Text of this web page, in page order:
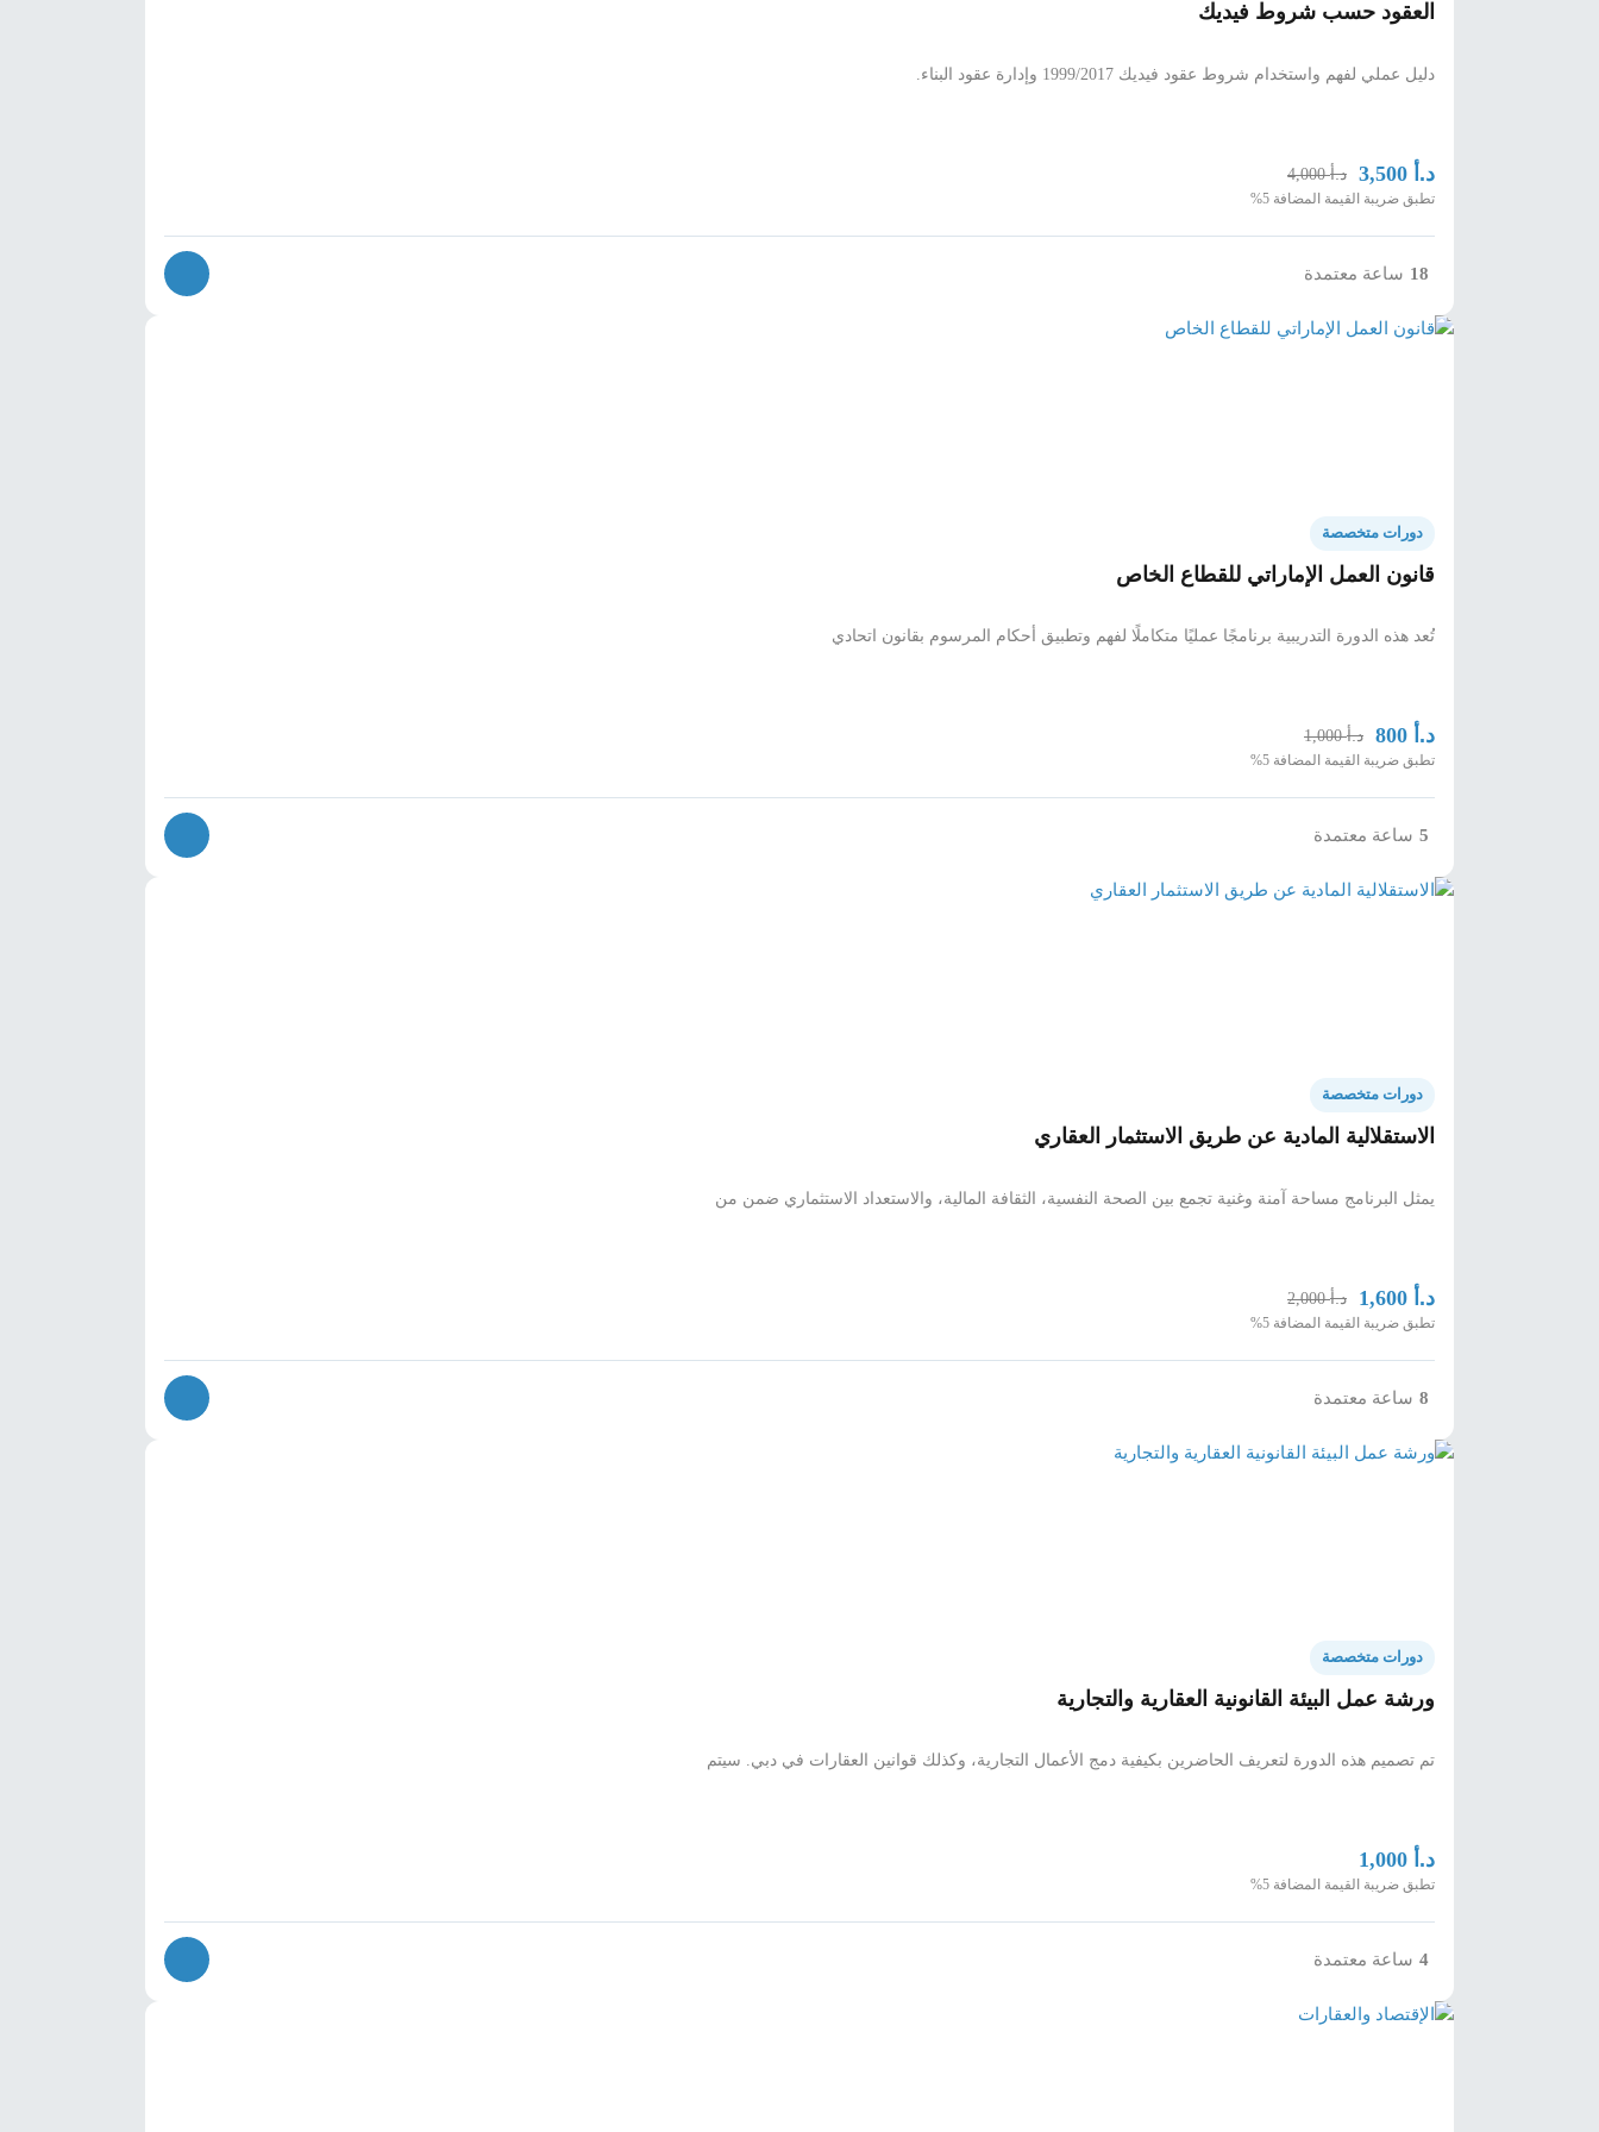
العقود حسب شروط فيديك
دليل عملي لفهم واستخدام شروط عقود فيديك 1999/2017 وإدارة عقود البناء.
د.أ د.أ4,000
تطبق ضريبة القيمة المضافة 5%
18 ساعة معتمدة
دورات متخصصة
قانون العمل الإماراتي للقطاع الخاص
تُعد هذه الدورة التدريبية برنامجًا عمليًا متكاملًا لفهم وتطبيق أحكام المرسوم بقانون اتحادي
د.أ د.أ1,000
تطبق ضريبة القيمة المضافة 5%
5 ساعة معتمدة
دورات متخصصة
الاستقلالية المادية عن طريق الاستثمار العقاري
يمثل البرنامج مساحة آمنة وغنية تجمع بين الصحة النفسية، الثقافة المالية، والاستعداد الاستثماري ضمن من
د.أ د.أ2,000
تطبق ضريبة القيمة المضافة 5%
8 ساعة معتمدة
دورات متخصصة
ورشة عمل البيئة القانونية العقارية والتجارية
تم تصميم هذه الدورة لتعريف الحاضرين بكيفية دمج الأعمال التجارية، وكذلك قوانين العقارات في دبي. سيتم
د.أ
تطبق ضريبة القيمة المضافة 5%
4 ساعة معتمدة